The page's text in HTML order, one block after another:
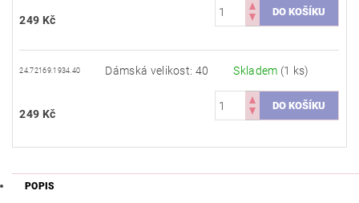
249 Kč
24.72169.1934.40 Dámská velikost: 40 Skladem (1 ks)
249 Kč
POPIS